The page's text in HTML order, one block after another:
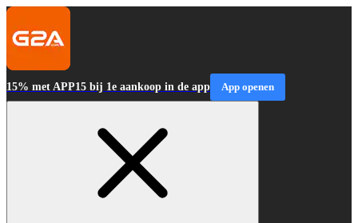
15% met APP15 bij 1e aankoop in de app App openen